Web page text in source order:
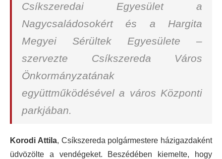
Csíkszeredai Egyesület a
Nagycsaládosokért és a Hargita
Megyei Sérültek Egyesülete –
szervezte Csíkszereda Város
Önkormányzatának
együttműködésével a város Központi
parkjában.
Korodi Attila, Csíkszereda polgármestere házigazdaként
üdvözölte a vendégeket. Beszédében kiemelte, hogy